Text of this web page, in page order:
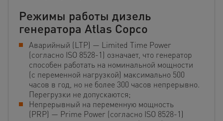
Режимы работы дизель
генератора Atlas Copco
Аварийный (LTP) — Limited Time Power
(согласно ISO 8528-1) означает, что генератор
способен работать на номинальной мощности
(с переменной нагрузкой) максимально 500
часов в год, но не более 300 часов непрерывно.
Перегрузки не допускаются;
Непрерывный на переменную мощность
(PRP) — Prime Power (согласно ISO 8528-1)